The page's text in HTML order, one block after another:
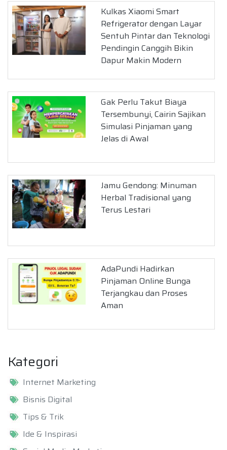
Kulkas Xiaomi Smart
Refrigerator dengan Layar
Sentuh Pintar dan Teknologi
Pendingin Canggih Bikin
Dapur Makin Modern
Gak Perlu Takut Biaya
Tersembunyi, Cairin Sajikan
Simulasi Pinjaman yang
Jelas di Awal
Jamu Gendong: Minuman
Herbal Tradisional yang
Terus Lestari
AdaPundi Hadirkan
Pinjaman Online Bunga
Terjangkau dan Proses
Aman
Kategori
Internet Marketing
Bisnis Digital
Tips & Trik
Ide & Inspirasi